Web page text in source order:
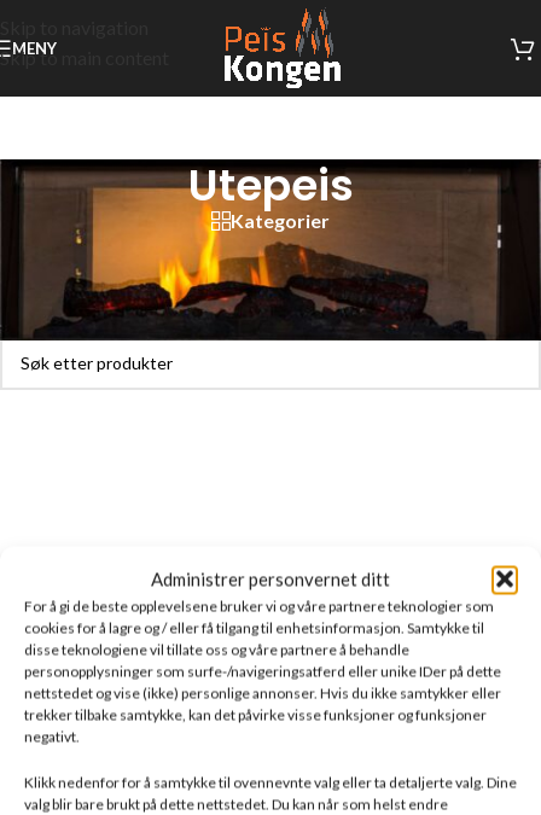
Administrer personvernet ditt
For å gi de beste opplevelsene bruker vi og våre partnere teknologier som
cookies for å lagre og / eller få tilgang til enhetsinformasjon. Samtykke til
disse teknologiene vil tillate oss og våre partnere å behandle
personopplysninger som surfe-/navigeringsatferd eller unike IDer på dette
nettstedet og vise (ikke) personlige annonser. Hvis du ikke samtykker eller
trekker tilbake samtykke, kan det påvirke visse funksjoner og funksjoner
negativt.
Klikk nedenfor for å samtykke til ovennevnte valg eller ta detaljerte valg. Dine
valg blir bare brukt på dette nettstedet. Du kan når som helst endre
Skip to main content
MENY
Utepeis
Kategorier
Uteprodukter Utepeis
Fant ingen produkter som passet med valgene dine.